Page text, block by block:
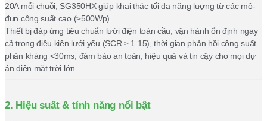
20A mỗi chuỗi, SG350HX giúp khai thác tối đa năng lượng từ các mô-
đun công suất cao (≥500Wp).
Thiết bị đáp ứng tiêu chuẩn lưới điện toàn cầu, vận hành ổn định ngay
cả trong điều kiện lưới yếu (SCR ≥ 1.15), thời gian phản hồi công suất
phản kháng <30ms, đảm bảo an toàn, hiệu quả và tin cậy cho mọi dự
án điện mặt trời lớn.
2. Hiệu suất & tính năng nổi bật